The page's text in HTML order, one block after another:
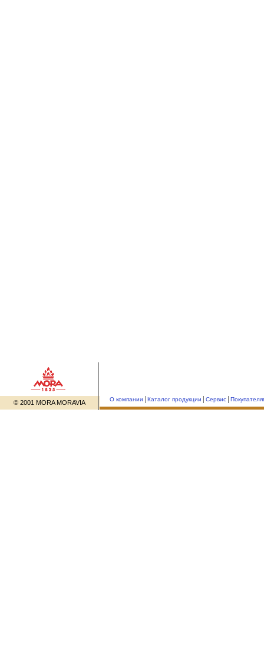
© 2001 MORA MORAVIA О компании Каталог продукции Сервис